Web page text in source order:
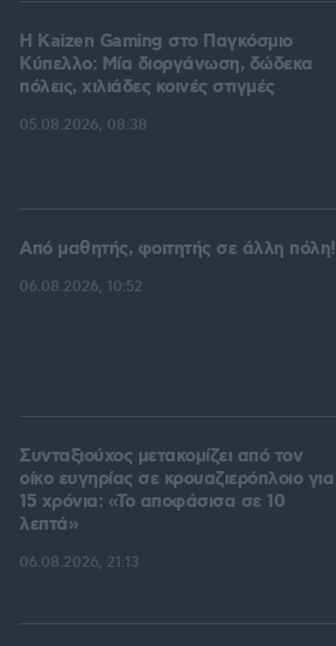
H Kaizen Gaming στο Παγκόσμιο
Kύπελλο: Μία διοργάνωση, δώδεκα
πόλεις, χιλιάδες κοινές στιγμές
05.08.2026, 08:38
Από μαθητής, φοιτητής σε άλλη πόλη!
06.08.2026, 10:52
Συνταξιούχος μετακομίζει από τον
οίκο ευγηρίας σε κρουαζιερόπλοιο για
15 χρόνια: «Το αποφάσισα σε 10
λεπτά»
06.08.2026, 21:13